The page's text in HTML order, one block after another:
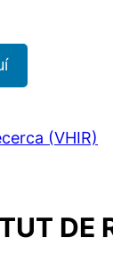
(VHIR)
DE